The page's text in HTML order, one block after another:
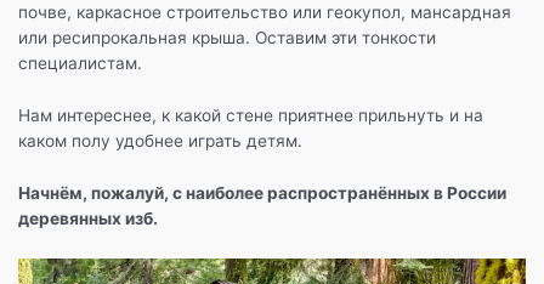
почве, каркасное строительство или геокупол, мансардная
или ресипрокальная крыша. Оставим эти тонкости
специалистам.
Нам интереснее, к какой стене приятнее прильнуть и на
каком полу удобнее играть детям.
Начнём, пожалуй, с наиболее распространённых в России
деревянных изб.